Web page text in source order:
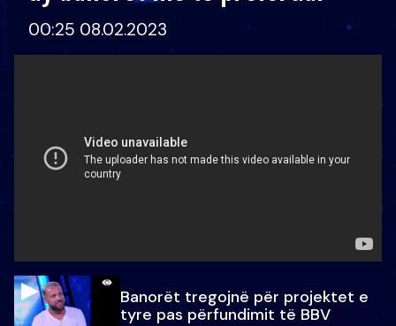
00:25 08.02.2023
Banorët tregojnë për projektet e
tyre pas përfundimit të BBV